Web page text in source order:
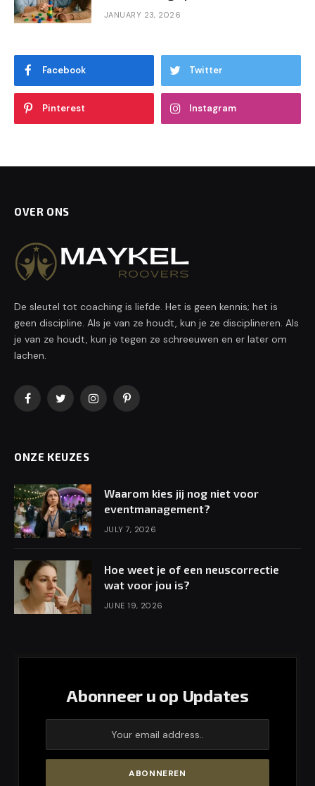
JANUARY 23, 2026
Facebook Twitter
Pinterest Instagram
OVER ONS
De sleutel tot coaching is liefde. Het is geen kennis; het is
geen discipline. Als je van ze houdt, kun je ze disciplineren. Als
je van ze houdt, kun je tegen ze schreeuwen en er later om
lachen.
FacebookTwitterInstagramPinterest
ONZE KEUZES
Waarom kies jij nog niet voor
eventmanagement?
JULY 7, 2026
Hoe weet je of een neuscorrectie
wat voor jou is?
JUNE 19, 2026
Abonneer u op Updates